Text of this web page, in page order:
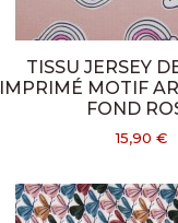
TISSU JERSEY
IMPRIMÉ MOTIF
FOND
15,90 €